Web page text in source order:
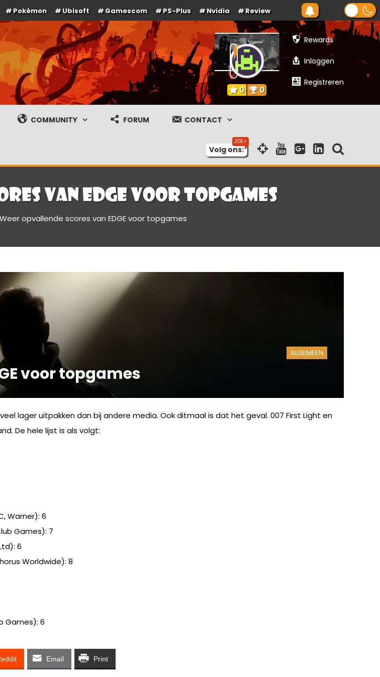
Pokémon Ubisoft Gamescom PS-Plus Nvidia Review
Rewards
Inloggen
Registreren
0 0
COMMUNITY FORUM CONTACT
Volg ons:
van EDGE voor topgames
Weer opvallende scores van EDGE voor topgames
ALGEMEEN
voor topgames
lager uitpakken dan bij andere media. Ook ditmaal is dat het geval. 007 First Light en
De hele lijst is als volgt:
Warner): 6
Games): 7
6
Worldwide): 8
Games): 6
Email Print